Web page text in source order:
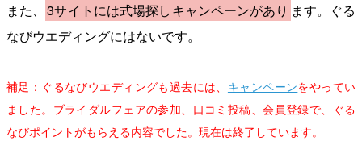
また、 3サイトには式場探しキャンペーンがあり ます。ぐる
なびウエディングにはないです。
補足：ぐるなびウエディングも過去には、 キャンペーンをやってい
ました。ブライダルフェアの参加、口コミ投稿、会員登録で、ぐる
なびポイントがもらえる内容でした。現在は終了しています。